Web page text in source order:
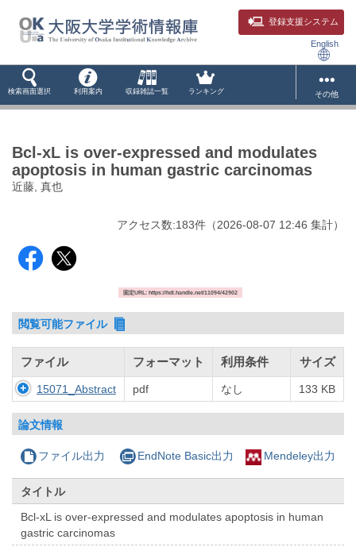
登録支援システム
English
検索画面選択 利用案内 収録雑誌一覧 ランキング その他
Bcl-xL is over-expressed and modulates
apoptosis in human gastric carcinomas
近藤, 真也
アクセス数:183件 （2026-08-07 12:46 集計）
固定URL: https://hdl.handle.net/11094/42902
閲覧可能ファイル
ファイル フォーマット 利用条件 サイズ
15071_Abstract pdf なし 133 KB
論文情報
ファイル出力 EndNote Basic出力 Mendeley出力
タイトル
Bcl-xL is over-expressed and modulates apoptosis in human
gastric carcinomas